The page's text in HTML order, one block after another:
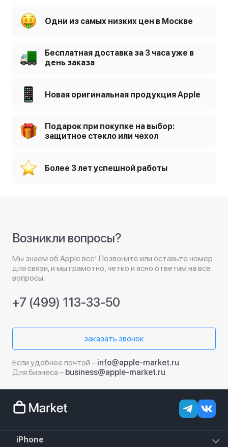
Одни из самых низких цен в Москве
Бесплатная доставка за 3 часа уже в
день заказа
Новая оригинальная продукция Apple
Подарок при покупке на выбор:
защитное стекло или чехол
Более 3 лет успешной работы
Возникли вопросы?
Мы знаем об Apple все! Позвоните или оставьте номер
для связи, и мы грамотно, четко и ясно ответим на все
вопросы.
+7 (499) 113-33-50
заказать звонок
Если удобнее почтой – info@apple-market.ru
Для бизнеса – business@apple-market.ru
iPhone